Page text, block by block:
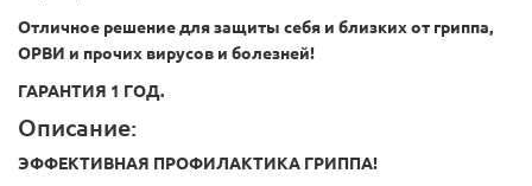
Отличное решение для защиты себя и близких от гриппа,
ОРВИ и прочих вирусов и болезней!
ГАРАНТИЯ 1 ГОД.
Описание:
ЭФФЕКТИВНАЯ ПРОФИЛАКТИКА ГРИППА!